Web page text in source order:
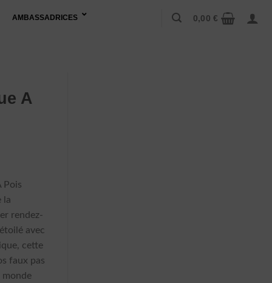
AMBASSADRICES 0,00€
A
Pois
la
rendez-
avec
cette
faux pas
monde